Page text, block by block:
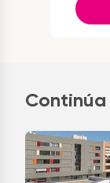
Continúa